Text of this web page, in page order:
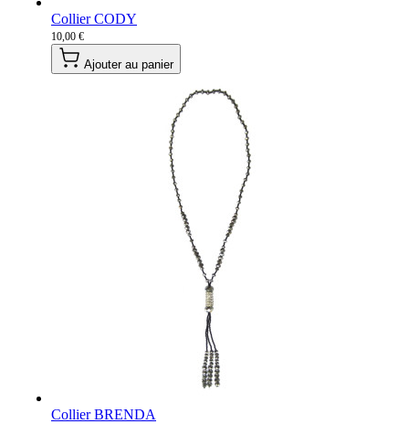
Collier CODY
10,00 €
Ajouter au panier
Collier BRENDA